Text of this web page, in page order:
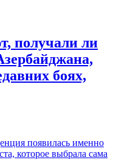
получали ли
боях,